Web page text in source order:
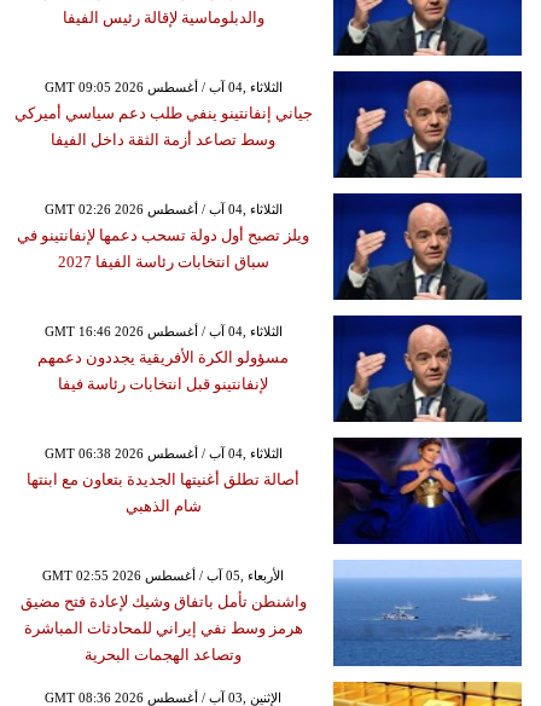
والدبلوماسية لإقالة رئيس الفيفا
GMT 09:05 2026 الثلاثاء ,04 آب / أغسطس
جياني إنفانتينو ينفي طلب دعم سياسي أميركي
وسط تصاعد أزمة الثقة داخل الفيفا
GMT 02:26 2026 الثلاثاء ,04 آب / أغسطس
ويلز تصبح أول دولة تسحب دعمها لإنفانتينو في
سباق انتخابات رئاسة الفيفا 2027
GMT 16:46 2026 الثلاثاء ,04 آب / أغسطس
مسؤولو الكرة الأفريقية يجددون دعمهم
لإنفانتينو قبل انتخابات رئاسة فيفا
GMT 06:38 2026 الثلاثاء ,04 آب / أغسطس
أصالة تطلق أغنيتها الجديدة بتعاون مع ابنتها
شام الذهبي
GMT 02:55 2026 الأربعاء ,05 آب / أغسطس
واشنطن تأمل باتفاق وشيك لإعادة فتح مضيق
هرمز وسط نفي إيراني للمحادثات المباشرة
وتصاعد الهجمات البحرية
GMT 08:36 2026 الإثنين ,03 آب / أغسطس